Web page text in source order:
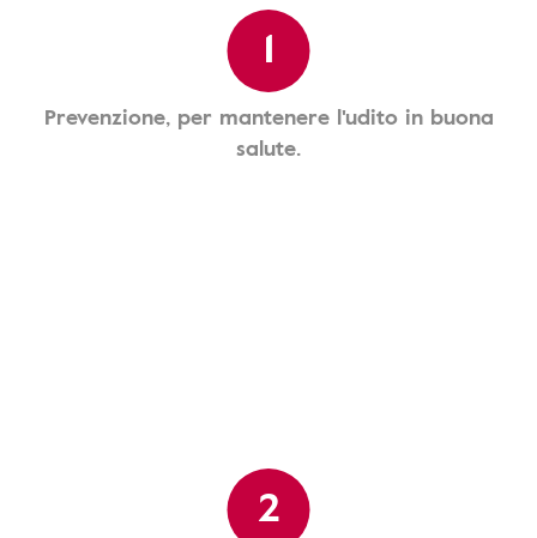
1
Prevenzione, per mantenere l'udito in buona
salute.
2